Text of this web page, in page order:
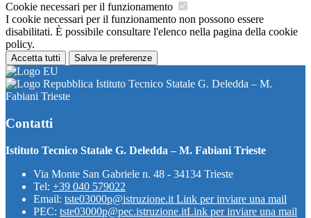
Cookie necessari per il funzionamento
I cookie necessari per il funzionamento non possono essere
disabilitati. È possibile consultare l'elenco nella pagina della cookie
policy.
Accetta tutti Salva le preferenze
Istituto Tecnico Statale G. Deledda – M.
Fabiani Trieste
Contatti
Istituto Tecnico Statale G. Deledda – M. Fabiani Trieste
Via Monte San Gabriele n. 48 - 34134 Trieste
Tel: +39 040 579022
Email: tste03000p@istruzione.it Link per inviare una mail
PEC: tste03000p@pec.istruzione.itLink per inviare una mail